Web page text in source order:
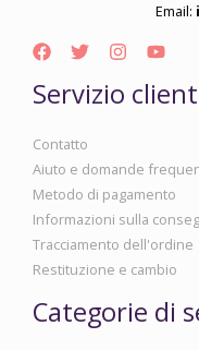
Email:
Servizio
Contatto
Aiuto e domande
Metodo di pagamento
Informazioni sulla
Tracciamento dell'ordine
Restituzione e cambio
Categorie di